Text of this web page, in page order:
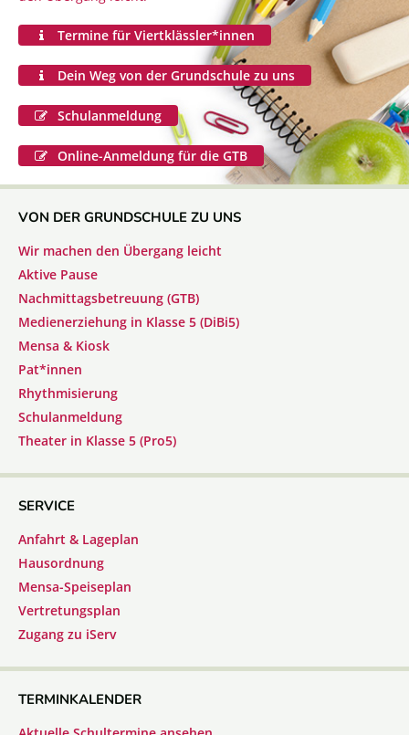
Termine für Viertklässler*innen
Dein Weg von der Grundschule zu uns
Schulanmeldung
Online-Anmeldung für die GTB
VON DER GRUNDSCHULE ZU UNS
Wir machen den Übergang leicht
Aktive Pause
Nachmittagsbetreuung (GTB)
Medienerziehung in Klasse 5 (DiBi5)
Mensa & Kiosk
Pat*innen
Rhythmisierung
Schulanmeldung
Theater in Klasse 5 (Pro5)
SERVICE
Anfahrt & Lageplan
Hausordnung
Mensa-Speiseplan
Vertretungsplan
Zugang zu iServ
TERMINKALENDER